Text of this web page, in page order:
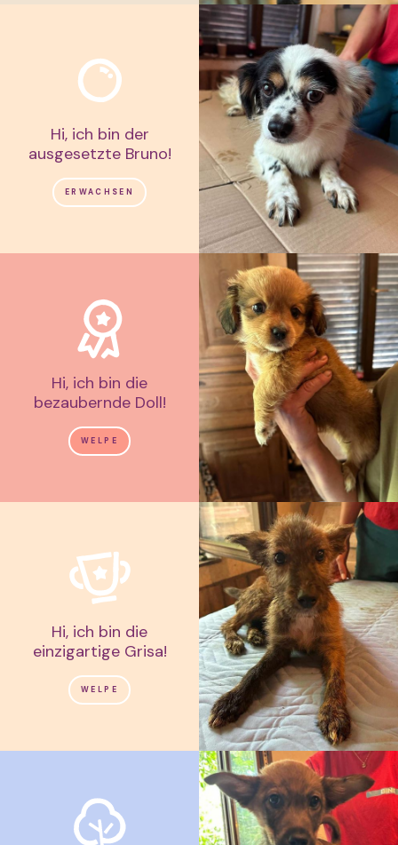
Hi, ich bin der
ausgesetzte Bruno!
ERWACHSEN
Hi, ich bin die
bezaubernde Doll!
WELPE
Hi, ich bin die
einzigartige Grisa!
WELPE